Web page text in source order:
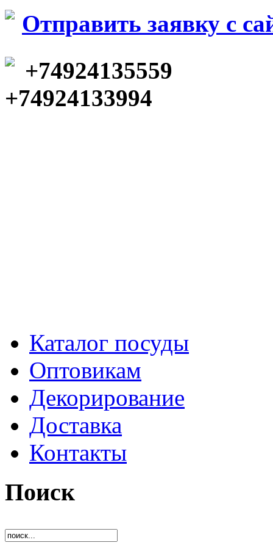
Отправить заявку c
+74924135559
+74924133994
Каталог посуды
Оптовикам
Декорирование
Доставка
Контакты
Поиск